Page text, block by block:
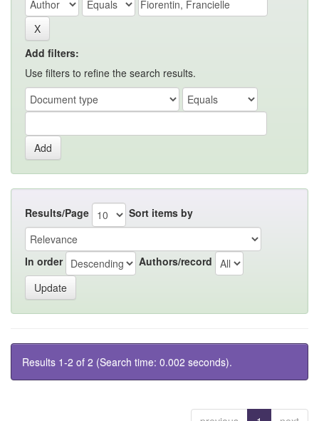
Add filters:
Use filters to refine the search results.
Results/Page Sort items by
In order Authors/record
Results 1-2 of 2 (Search time: 0.002 seconds).